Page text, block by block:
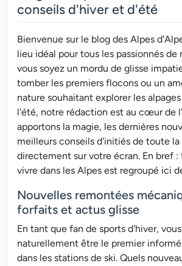
conseils d'hiver et d'été
Bienvenue sur le blog des Alpes
lieu idéal pour tous les passionnés de
vous soyez un mordu de glisse
tomber les premiers flocons ou un
nature souhaitant explorer les
l'été, notre rédaction est au cœur de
apportons la magie, les dernières
meilleurs conseils d'initiés de toute
directement sur votre écran. En bref
vivre dans les Alpes est regroupé ici
Nouvelles remontées
forfaits et actus glisse
En tant que fan de sports d'hiver,
naturellement être le premier
dans les stations de ski. Quels